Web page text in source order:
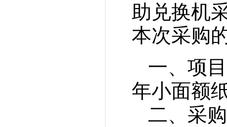
助兑换机
本次采购
一、 项
年小面额
二、 采